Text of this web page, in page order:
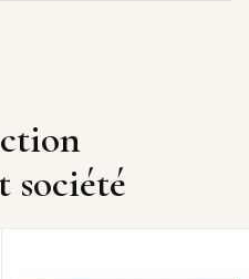
société